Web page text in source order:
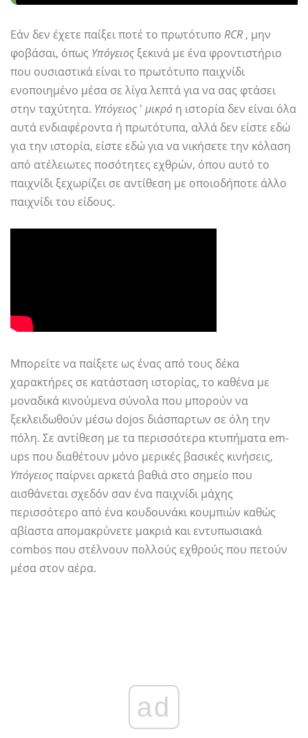
Εάν δεν έχετε παίξει ποτέ το πρωτότυπο RCR , μην
φοβάσαι, όπως Υπόγειος ξεκινά με ένα φροντιστήριο
που ουσιαστικά είναι το πρωτότυπο παιχνίδι
ενοποιημένο μέσα σε λίγα λεπτά για να σας φτάσει
στην ταχύτητα. Υπόγειος ' μικρό η ιστορία δεν είναι όλα
αυτά ενδιαφέροντα ή πρωτότυπα, αλλά δεν είστε εδώ
για την ιστορία, είστε εδώ για να νικήσετε την κόλαση
από ατέλειωτες ποσότητες εχθρών, όπου αυτό το
παιχνίδι ξεχωρίζει σε αντίθεση με οποιοδήποτε άλλο
παιχνίδι του είδους.
Μπορείτε να παίξετε ως ένας από τους δέκα
χαρακτήρες σε κατάσταση ιστορίας, το καθένα με
μοναδικά κινούμενα σύνολα που μπορούν να
ξεκλειδωθούν μέσω dojos διάσπαρτων σε όλη την
πόλη. Σε αντίθεση με τα περισσότερα κτυπήματα em-
ups που διαθέτουν μόνο μερικές βασικές κινήσεις,
Υπόγειοςπαίρνει αρκετά βαθιά στο σημείο που
αισθάνεται σχεδόν σαν ένα παιχνίδι μάχης
περισσότερο από ένα κουδουνάκι κουμπιών καθώς
αβίαστα απομακρύνετε μακριά και εντυπωσιακά
combos που στέλνουν πολλούς εχθρούς που πετούν
μέσα στον αέρα.
ad